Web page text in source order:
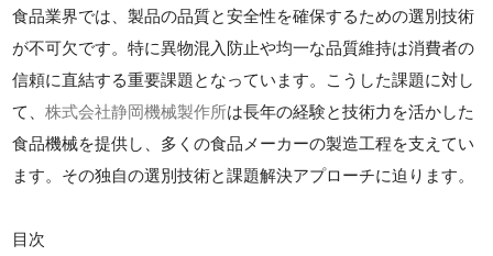
食品業界では、製品の品質と安全性を確保するための選別技術
が不可欠です。特に異物混入防止や均一な品質維持は消費者の
信頼に直結する重要課題となっています。こうした課題に対し
て、株式会社静岡機械製作所は長年の経験と技術力を活かした
食品機械を提供し、多くの食品メーカーの製造工程を支えてい
ます。その独自の選別技術と課題解決アプローチに迫ります。
目次